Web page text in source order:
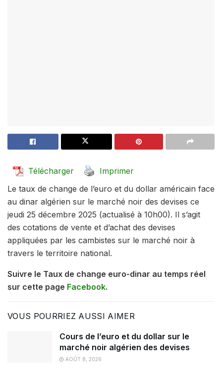
Télécharger
Imprimer
Le taux de change de l’euro et du dollar américain face
au dinar algérien sur le marché noir des devises ce
jeudi 25 décembre 2025 (actualisé à 10h00). Il s’agit
des cotations de vente et d’achat des devises
appliquées par les cambistes sur le marché noir à
travers le territoire national.
Suivre le Taux de change euro-dinar au temps réel
sur cette page Facebook.
VOUS POURRIEZ AUSSI AIMER
Cours de l’euro et du dollar sur le
marché noir algérien des devises
AOÛT 8, 2026